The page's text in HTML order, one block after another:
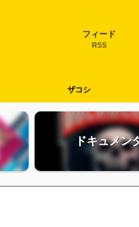
フィード
RSS
ザコシ
ドキュメン